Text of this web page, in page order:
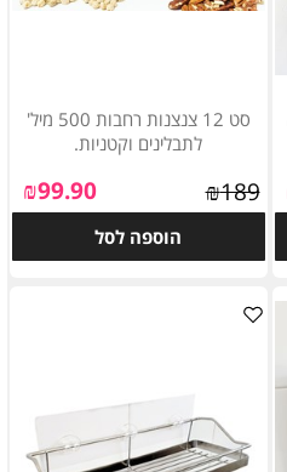
סט 12 צנצנות רחבות 500 מיל'
לתבלינים וקטניות.
₪189
₪99.90
הוספה לסל